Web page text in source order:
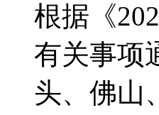
根据《
有关事项
头、佛山